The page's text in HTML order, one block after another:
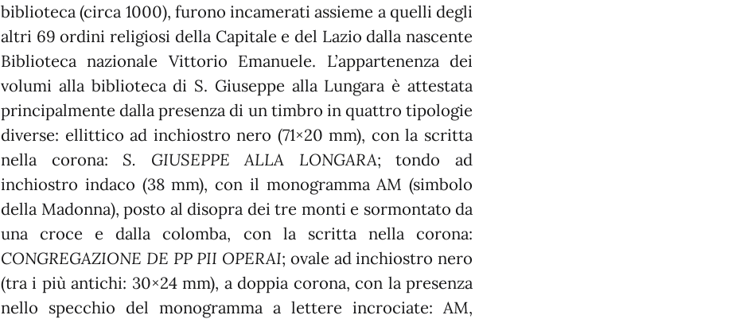
biblioteca (circa 1000), furono incamerati assieme a quelli degli
altri 69 ordini religiosi della Capitale e del Lazio dalla nascente
Biblioteca nazionale Vittorio Emanuele. L’appartenenza dei
volumi alla biblioteca di S. Giuseppe alla Lungara è attestata
principalmente dalla presenza di un timbro in quattro tipologie
diverse: ellittico ad inchiostro nero (71×20 mm), con la scritta
nella corona: S. GIUSEPPE ALLA LONGARA; tondo ad
inchiostro indaco (38 mm), con il monogramma AM (simbolo
della Madonna), posto al disopra dei tre monti e sormontato da
una croce e dalla colomba, con la scritta nella corona:
CONGREGAZIONE DE PP PII OPERAI; ovale ad inchiostro nero
(tra i più antichi: 30×24 mm), a doppia corona, con la presenza
nello specchio del monogramma a lettere incrociate: AM,